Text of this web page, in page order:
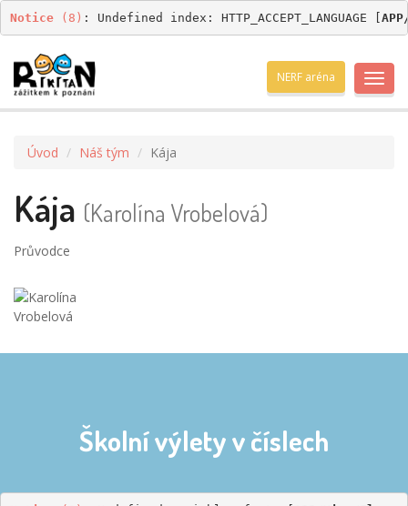
Notice (8) : Undefined index: HTTP_ACCEPT_LANGUAGE [
NERF aréna
Úvod Náš tým Kája
Kája (Karolína Vrobelová)
Průvodce
Školní výlety v číslech